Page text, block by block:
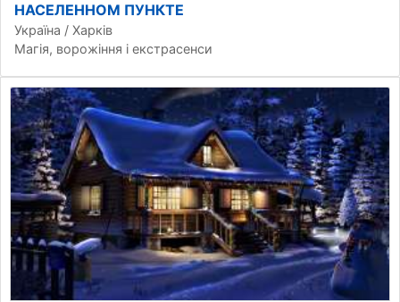
НАСЕЛЕННОМ ПУНКТЕ
Україна / Харків
Магія, ворожіння і екстрасенси